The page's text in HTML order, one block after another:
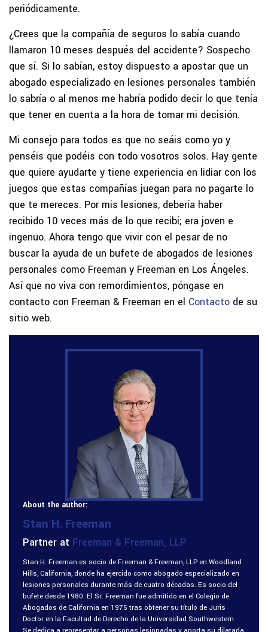
periódicamente.
¿Crees que la compañía de seguros lo sabía cuando
llamaron 10 meses después del accidente? Sospecho
que sí. Si lo sabían, estoy dispuesto a apostar que un
abogado especializado en lesiones personales también
lo sabría o al menos me habría podido decir lo que tenía
que tener en cuenta a la hora de tomar mi decisión.
Mi consejo para todos es que no seáis como yo y
penséis que podéis con todo vosotros solos. Hay gente
que quiere ayudarte y tiene experiencia en lidiar con los
juegos que estas compañías juegan para no pagarte lo
que te mereces. Por mis lesiones, debería haber
recibido 10 veces más de lo que recibí; era joven e
ingenuo. Ahora tengo que vivir con el pesar de no
buscar la ayuda de un bufete de abogados de lesiones
personales como Freeman y Freeman en Los Ángeles.
Así que no viva con remordimientos, póngase en
contacto con Freeman & Freeman en el Contacto de su
sitio web.
About the author:
Stan H. Freeman
Partner at Freeman & Freeman, LLP
Stan H. Freeman es socio de Freeman & Freeman, LLP en Woodland
Hills, California, donde ha ejercido como abogado especializado en
lesiones personales durante más de cuatro décadas. Es socio del
bufete desde 1980. El Sr. Freeman fue admitido en el Colegio de
Abogados de California en 1975 tras obtener su título de Juris
Doctor en la Facultad de Derecho de la Universidad Southwestern.